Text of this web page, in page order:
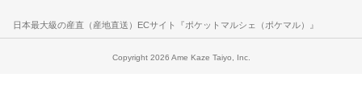
日本最大級の産直（産地直送）ECサイト『ポケットマルシェ（ポケマル）』
Copyright 2026 Ame Kaze Taiyo, Inc.